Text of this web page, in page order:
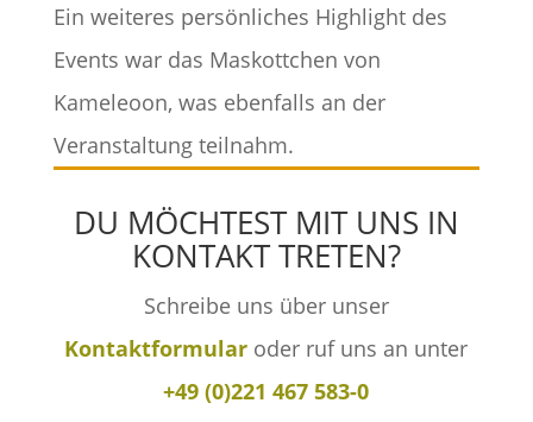
Ein weiteres persönliches Highlight des
Events war das Maskottchen von
Kameleoon, was ebenfalls an der
Veranstaltung teilnahm.
DU MÖCHTEST MIT UNS IN
KONTAKT TRETEN?
Schreibe uns über unser
Kontaktformular oder ruf uns an unter
+49 (0)221 467 583-0